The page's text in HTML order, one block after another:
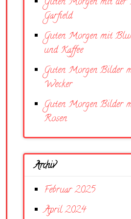
Garfield
Guten Morgen mit
und Kaffee
Guten Morgen Bilder
Wecker
Guten Morgen Bilder
Rosen
Archiv
Februar 2025
April 2024